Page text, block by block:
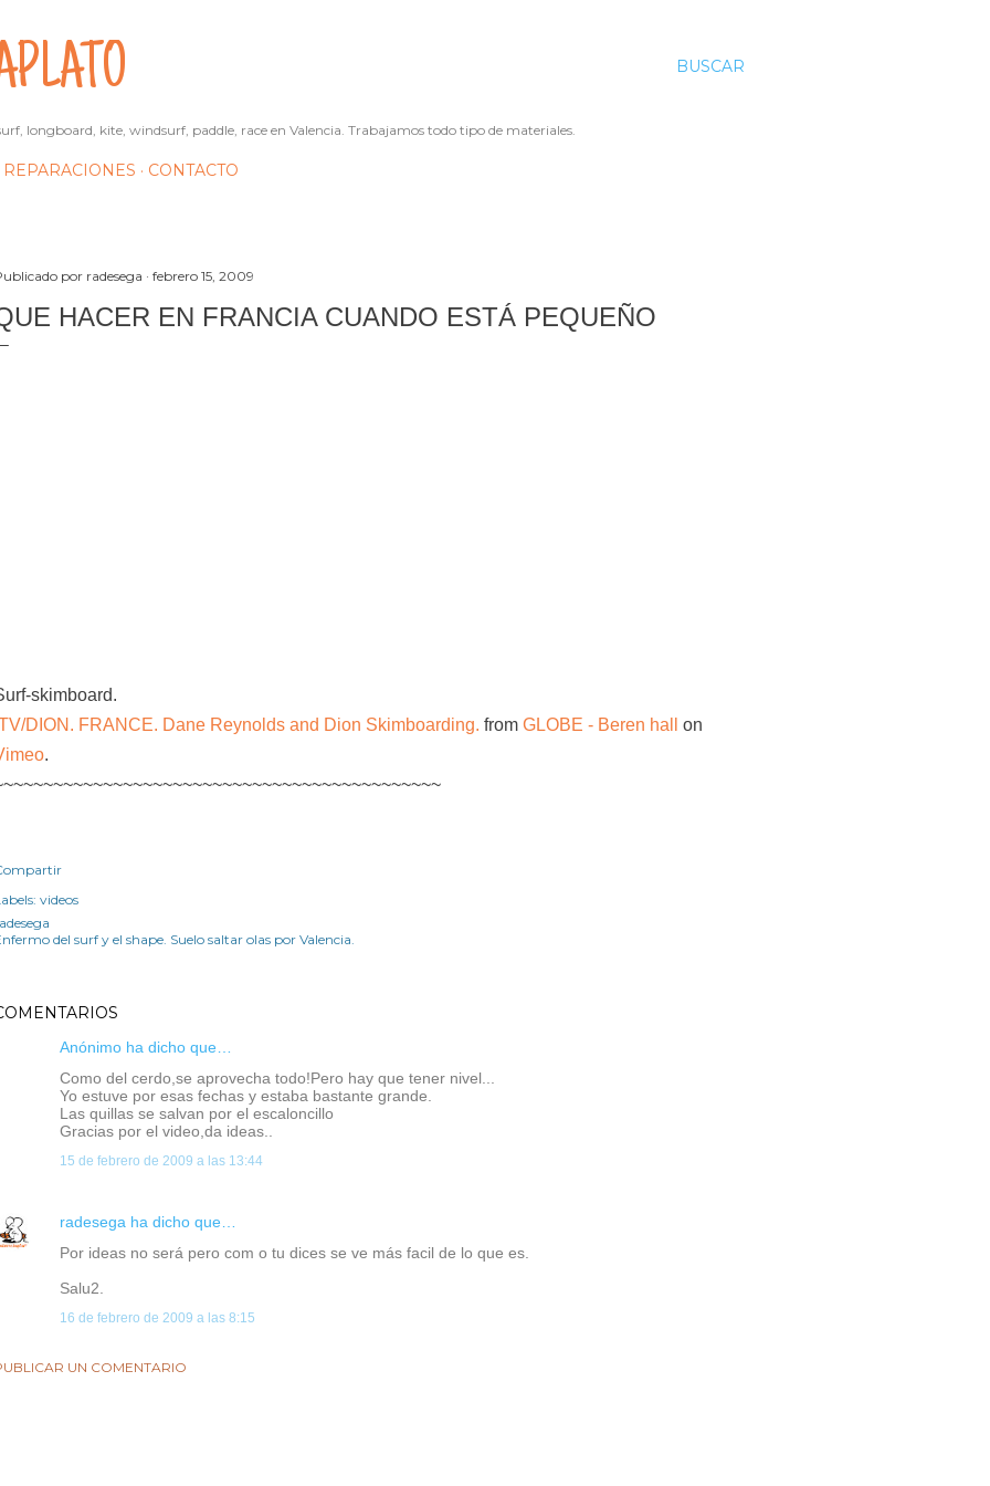
BUSCAR
longboard, kite, windsurf, paddle, race en Valencia. Trabajamos todo tipo de materiales.
REPARACIONES CONTACTO
por radesega febrero 15, 2009
HACER EN FRANCIA CUANDO ESTÁ PEQUEÑO
skimboard.
DION. FRANCE. Dane Reynolds and Dion Skimboarding. from GLOBE - Beren hall
on
.
videos
del surf y el shape. Suelo saltar olas por Valencia.
Anónimo ha dicho que…
Como del cerdo,se aprovecha todo!Pero hay que tener nivel...
Yo estuve por esas fechas y estaba bastante grande.
Las quillas se salvan por el escaloncillo
Gracias por el video,da ideas..
15 de febrero de 2009 a las 13:44
radesega ha dicho que…
Por ideas no será pero com o tu dices se ve más facil de lo que es.
Salu2.
16 de febrero de 2009 a las 8:15
UN COMENTARIO